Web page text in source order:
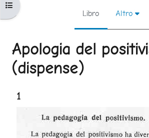
Apri indice del corso
Libro Altro
Apologia del
(dispense)
1